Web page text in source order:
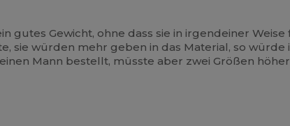
Gewicht, ohne dass sie in irgendeiner Weise
sie würden mehr geben in das Material, so würde
Mann bestellt, müsste aber zwei Größen